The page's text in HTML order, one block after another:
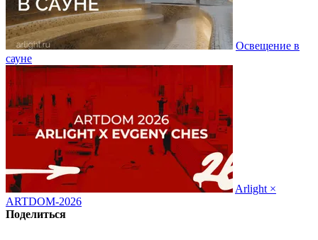
Освещение в
сауне
Arlight ×
ARTDOM-2026
Поделиться